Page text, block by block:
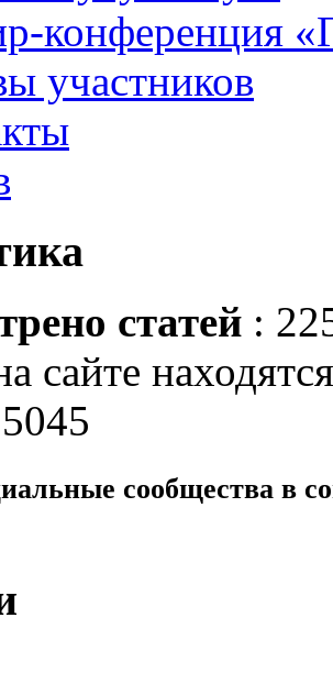
конференция
участников
статей :
сайте
сообщества в